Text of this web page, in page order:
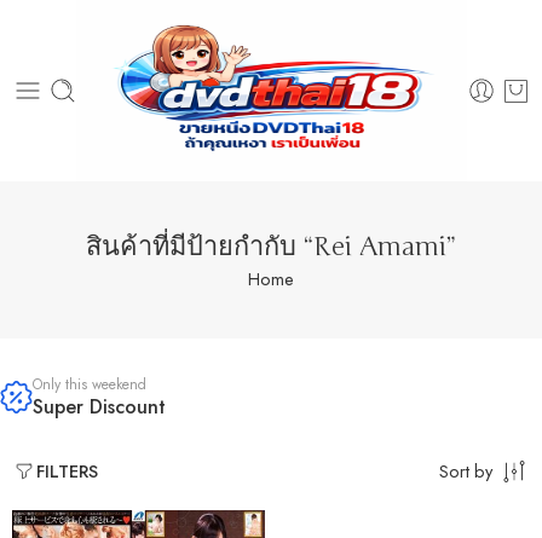
สินค้าที่มีป้ายกำกับ “Rei Amami”
Home
Only this weekend
Super Discount
FILTERS Sort by